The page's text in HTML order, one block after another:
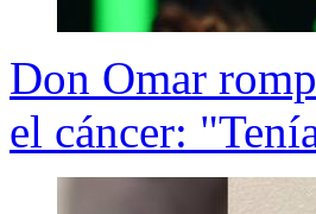
Don Omar
el cáncer: